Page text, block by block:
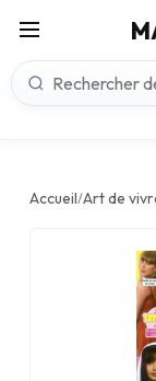
Accueil/Art de